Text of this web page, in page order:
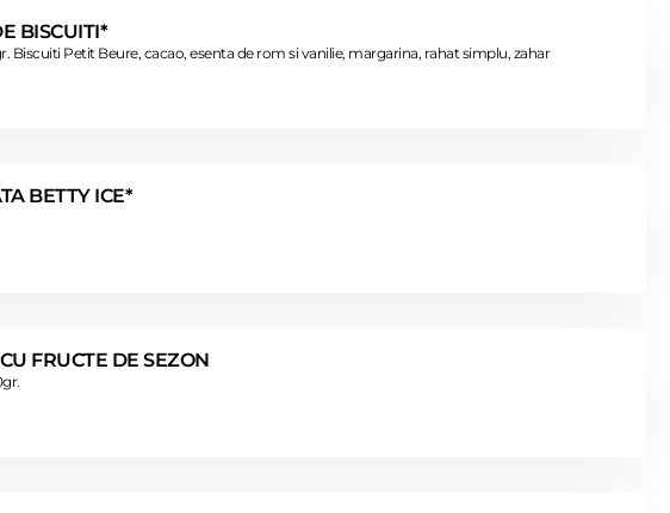
BISCUITI*
Biscuiti Petit Beure, cacao, esenta de rom si vanilie, margarina, rahat simplu, zahar
BETTY ICE*
FRUCTE DE SEZON